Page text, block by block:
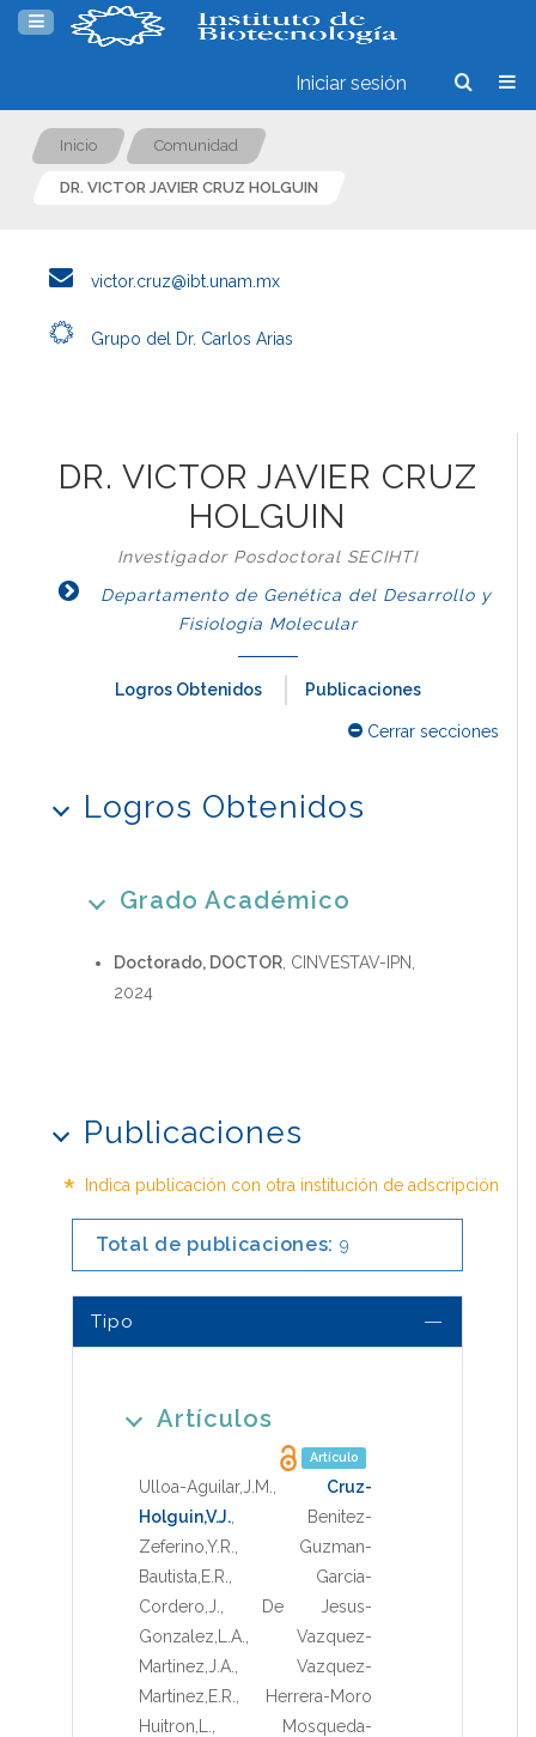
Iniciar sesión
Inicio Comunidad
DR. VICTOR JAVIER CRUZ HOLGUIN
victor.cruz@ibt.unam.mx
Grupo del Dr. Carlos Arias
DR. VICTOR JAVIER CRUZ
HOLGUIN
Investigador Posdoctoral SECIHTI
Departamento de Genética del Desarrollo y
Fisiología Molecular
Logros Obtenidos Publicaciones
Cerrar secciones
Logros Obtenidos
Grado Académico
Doctorado, DOCTOR , CINVESTAV-IPN,
2024
Publicaciones
* Indica publicación con otra institución de adscripción
Total de publicaciones: 9
Tipo
Artículos
Artículo
Ulloa-Aguilar,J.M.
Cruz-
Holguin,V.J.
Benitez-
Zeferino,Y.R.
Guzman-
Bautista,E.R.
Garcia-
Cordero,J.
De Jesus-
Gonzalez,L.A.
Vazquez-
Martinez,J.A.
Vazquez-
Martinez,E.R.
Herrera-Moro
Huitron,L.
Mosqueda-